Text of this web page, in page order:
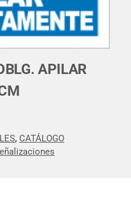
APILAR
, CATÁLOGO